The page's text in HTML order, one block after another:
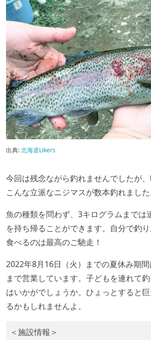
出典:北海道Likers
今回は残念ながら釣れませんでしたが
こんな立派なニジマスが数本釣れました
魚の種類を問わず、3キログラムまでは
を持ち帰ることができます。自分で釣
食べるのは最高のご馳走！
2022年8月16日（火）までの夏休み期
まで営業しています。子どもを連れて
はいかがでしょうか。ひょっとすると
るかもしれませんよ。
＜施設情報＞